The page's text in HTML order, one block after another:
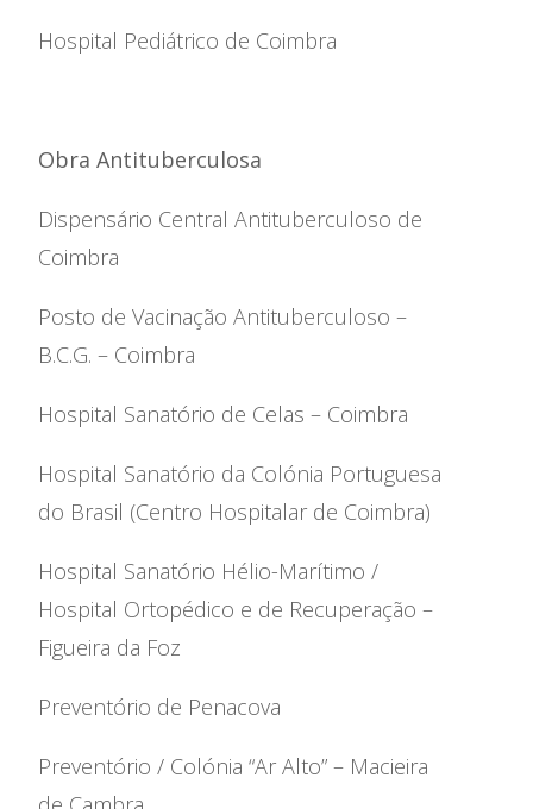
Estado
Conselho Fiscal
Hospital Pediátrico de Coimbra
Obra Antituberculosa
Dispensário Central Antituberculoso de
Coimbra
Posto de Vacinação Antituberculoso –
B.C.G. – Coimbra
Hospital Sanatório de Celas – Coimbra
Hospital Sanatório da Colónia Portuguesa
do Brasil (Centro Hospitalar de Coimbra)
Hospital Sanatório Hélio-Marítimo /
Hospital Ortopédico e de Recuperação –
Figueira da Foz
Preventório de Penacova
Preventório / Colónia “Ar Alto” – Macieira